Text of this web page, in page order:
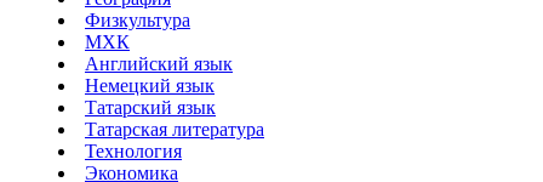
Физкультура
МХК
Английский язык
Немецкий язык
Татарский язык
Татарская литература
Технология
Экономика